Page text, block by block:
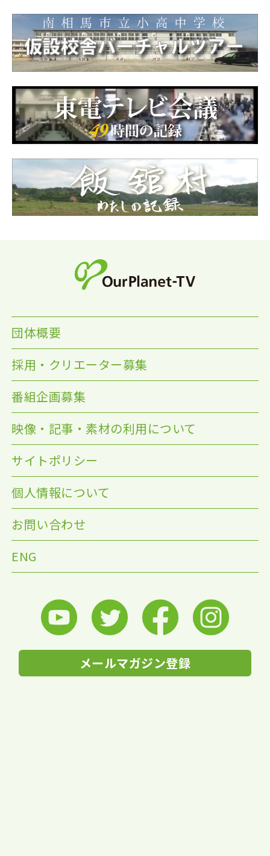
団体概要
採用・クリエーター募集
番組企画募集
映像・記事・素材の利用について
サイトポリシー
個人情報について
お問い合わせ
ENG
メールマガジン登録